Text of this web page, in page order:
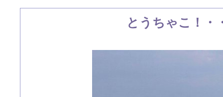
とうちゃこ！・